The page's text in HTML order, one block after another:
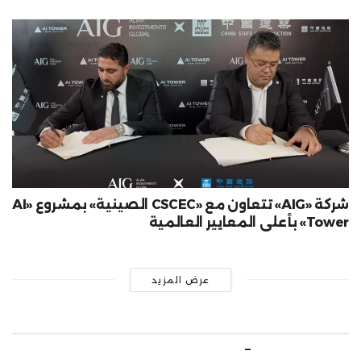
شركة «AIG» تتعاون مع «CSCEC الصينية» بمشروع «AI
Tower» بأعلى المعايير العالمية
عرض المزيد